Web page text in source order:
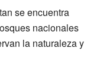
se encuentra
nacionales
la naturaleza y